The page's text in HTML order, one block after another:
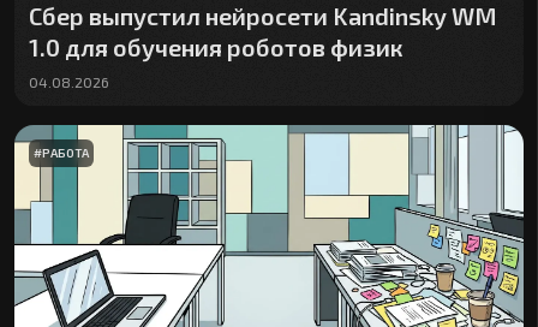
Сбер выпустил нейросети Kandinsky WM
1.0 для обучения роботов физик
04.08.2026
#РАБОТА